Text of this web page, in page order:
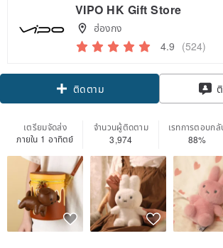
VIPO HK Gift Store
ฮ่องกง
4.9 (524)
ติดตาม
เตรียมจัดส่ง
ภายใน 1 อาทิตย์
จำนวนผู้ติดตาม
3,974
เรทการตอบกลั
88%